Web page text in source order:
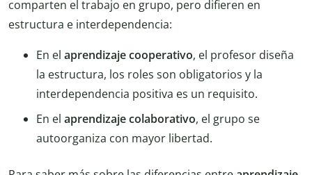
comparten el trabajo en grupo, pero difieren en
estructura e interdependencia:
En el aprendizaje cooperativo, el profesor diseña
la estructura, los roles son obligatorios y la
interdependencia positiva es un requisito.
En el aprendizaje colaborativo, el grupo se
autoorganiza con mayor libertad.